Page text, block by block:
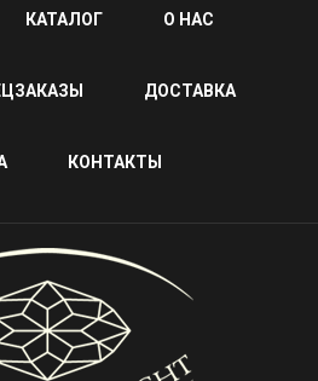
КАТАЛОГ О НАС
ДОСТАВКА
КОНТАКТЫ